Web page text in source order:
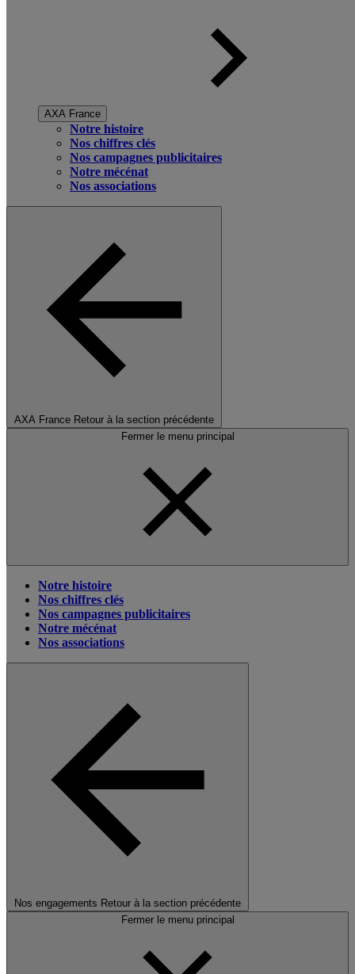
AXA France
Notre histoire
Nos chiffres clés
Nos campagnes publicitaires
Notre mécénat
Nos associations
AXA France Retour à la section précédente
Fermer le menu principal
Notre histoire
Nos chiffres clés
Nos campagnes publicitaires
Notre mécénat
Nos associations
Nos engagements Retour à la section précédente
Fermer le menu principal